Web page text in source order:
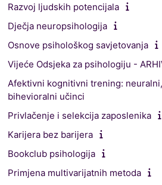
Razvoj ljudskih potencijala
Dječja neuropsihologija
Osnove psihološkog savjetovanja
Vijeće Odsjeka za psihologiju -
Afektivni kognitivni trening:
bihevioralni učinci
Privlačenje i selekcija zaposlenika
Karijera bez barijera
Bookclub psihologija
Primjena multivarijatnih metoda